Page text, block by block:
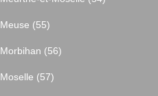
Meuse (55)
Morbihan (56)
Moselle (57)